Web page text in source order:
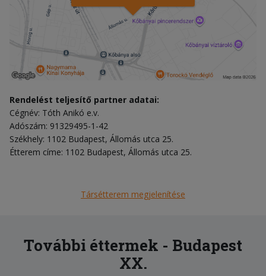
Rendelést teljesítő partner adatai:
Cégnév: Tóth Anikó e.v.
Adószám: 91329495-1-42
Székhely: 1102 Budapest, Állomás utca 25.
Étterem címe: 1102 Budapest, Állomás utca 25.
Társétterem megjelenítése
További éttermek - Budapest
XX.